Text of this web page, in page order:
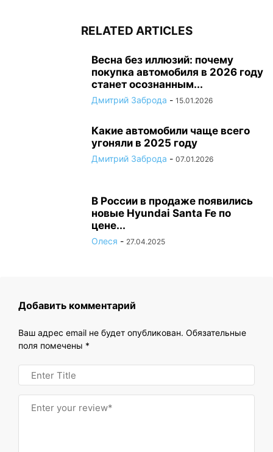
RELATED ARTICLES
Весна без иллюзий: почему
покупка автомобиля в 2026 году
станет осознанным...
Дмитрий Заброда - 15.01.2026
Какие автомобили чаще всего
угоняли в 2025 году
Дмитрий Заброда - 07.01.2026
В России в продаже появились
новые Hyundai Santa Fe по
цене...
Олеся - 27.04.2025
Добавить комментарий
Ваш адрес email не будет опубликован. Обязательные
поля помечены *